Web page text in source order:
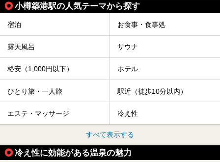
小樽築港駅の人気テーマから探す
宿泊 お食事・食事処
露天風呂 サウナ
格安（1,000円以下） ホテル
ひとり旅・一人旅 駅近（徒歩10分以内）
エステ・マッサージ 冷え性
すべて表示する
冷え性に効能がある温泉の魅力